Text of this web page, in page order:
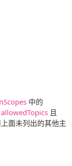
中的
allowedTopics 且
面未列出的其他主